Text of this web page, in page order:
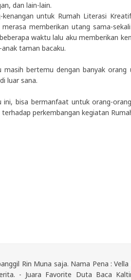
dan lain-lain.
untuk Rumah Literasi
memberikan utang sama-
waktu lalu aku memberikan
taman bacaku.
bertemu dengan banyak orang
luar sana.
bisa bermanfaat untuk orang-
perkembangan kegiatan
Rin Muna saja. Nama Pena :
- Juara Favorite Duta Baca